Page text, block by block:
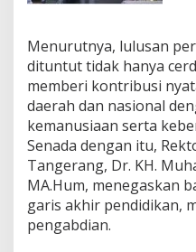
Menurutnya, lulusan
dituntut tidak hanya
memberi kontribusi
daerah dan nasional
kemanusiaan serta
Senada dengan itu,
Tangerang, Dr. KH.
MA.Hum, menegaskan
garis akhir pendidikan,
pengabdian.